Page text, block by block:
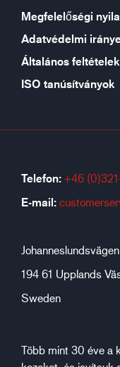
Megfelelőségi
Adatvédelmi
Általános feltételek
ISO tanúsítványok
Telefon: +46
E-mail:
194 61 Upplands
Sweden
Több mint 30 éve a